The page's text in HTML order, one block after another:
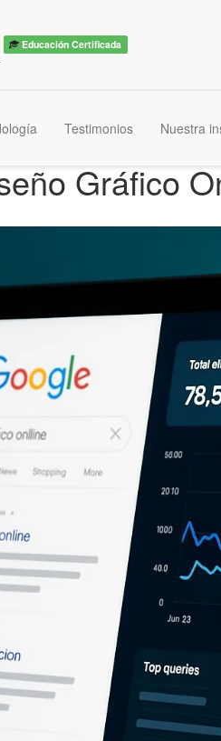
Educación Certificada
Testimonios Nuestra
Gráfico